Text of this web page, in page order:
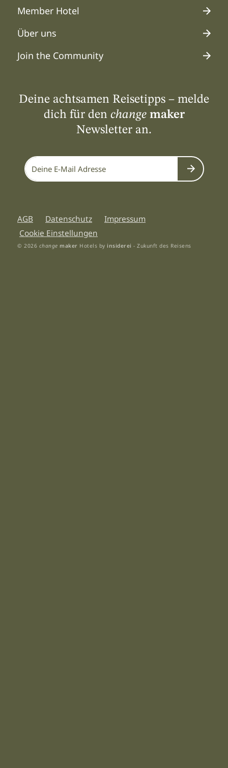
Member Hotel
Über uns
Join the Community
Deine achtsamen Reisetipps – melde
dich für den change maker
Newsletter an.
Submit
AGB Datenschutz
Impressum
Cookie Einstellungen
© 2026 change maker Hotels by insiderei - Zukunft des Reisens